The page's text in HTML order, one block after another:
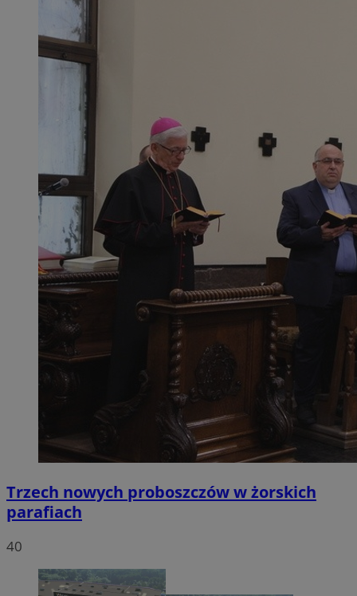
Trzech nowych proboszczów w żorskich
parafiach
40